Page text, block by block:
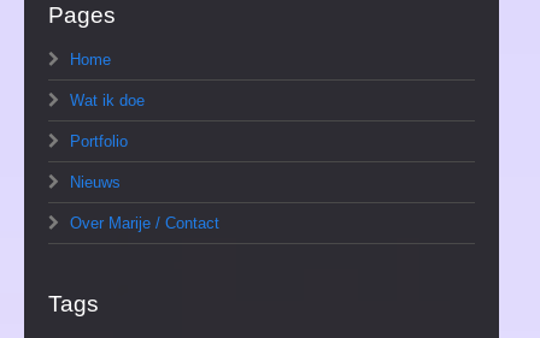
Pages
Home
Wat ik doe
Portfolio
Nieuws
Over Marije / Contact
Tags